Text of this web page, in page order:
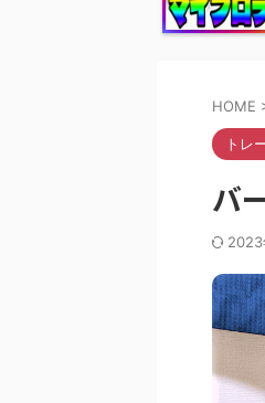
HOME
トレ
バ
2023